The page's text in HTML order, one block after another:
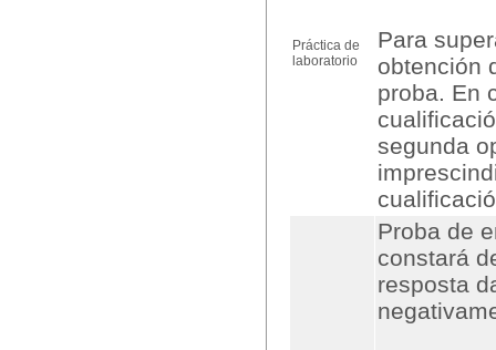
Práctica de
laboratorio
Para
obtención
proba. En
segunda
Proba de
constará
resposta